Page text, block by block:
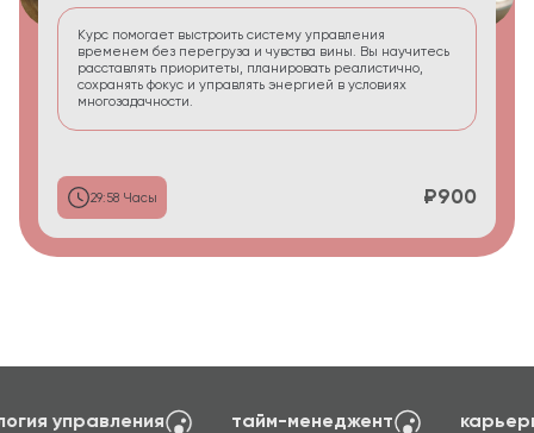
Курс помогает выстроить систему управления
временем без перегруза и чувства вины. Вы научитесь
расставлять приоритеты, планировать реалистично,
сохранять фокус и управлять энергией в условиях
многозадачности.
29:58 Часы ₽900
создание сайтов на TILDA психология